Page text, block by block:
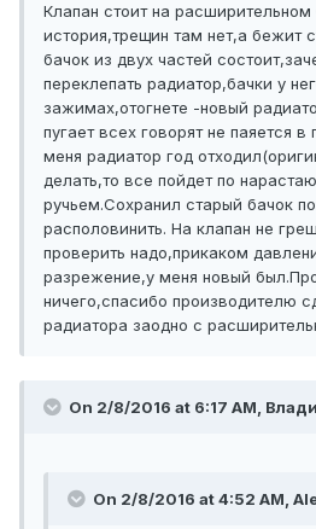
Клапан стоит на
история,трещин там нет,а бежит
бачок из двух частей
переклепать радиатор,бачки у
зажимах,отогнете -новый
пугает всех говорят не паяется
меня радиатор год
делать,то все пойдет по
ручьем.Сохранил старый бачок
располовинить. На клапан не
проверить надо,прикаком
разрежение,у меня новый
ничего,спасибо производителю
радиатора заодно с
On 2/8/2016 at 6:17 AM,
On 2/8/2016 at 4:52 AM,